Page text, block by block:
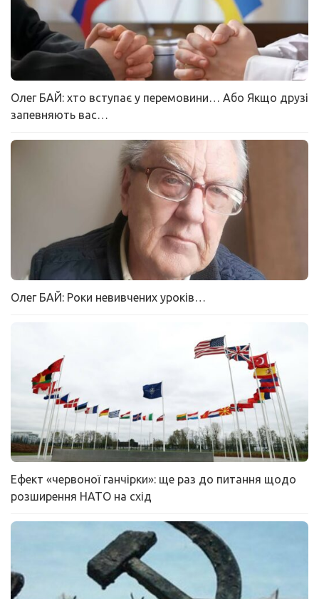
Олег БАЙ: хто вступає у перемовини… Або Якщо друзі
запевняють вас…
Олег БАЙ: Роки невивчених уроків…
Ефект «червоної ганчірки»: ще раз до питання щодо
розширення НАТО на схід